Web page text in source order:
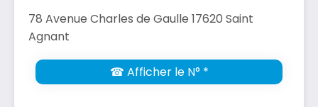
78 Avenue Charles de Gaulle 17620 Saint
Agnant
☎ Afficher le N° *